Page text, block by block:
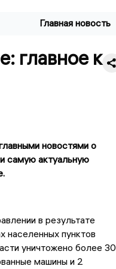
Главная новость
главное к
новостями о
самую актуальную
в результате
населенных пунктов
уничтожено более
машины и 2